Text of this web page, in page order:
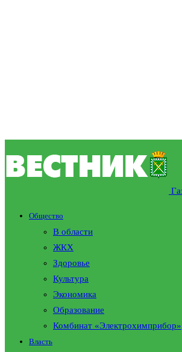
Общество
В области
ЖКХ
Здоровье
Культура
Экономика
Образование
Комбинат «Электрохимприбор»
Власть